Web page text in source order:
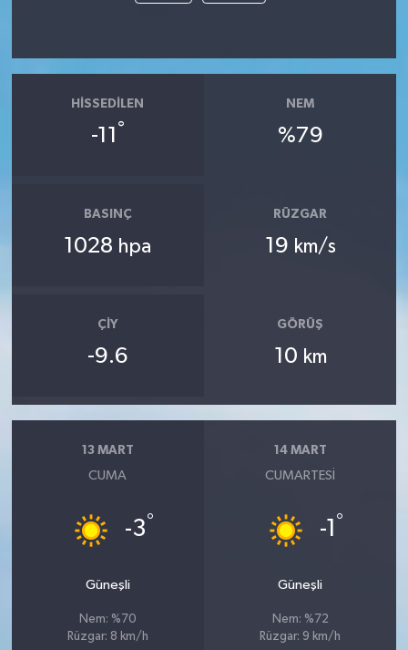
HISSEDILEN
-11 °
NEM
%79
BASINÇ
1028 hpa
RÜZGAR
19 km/s
ÇIY
-9.6
GÖRÜŞ
10 km
13 MART
CUMA
-3°
Güneşli
Nem: %70
Rüzgar: 8 km/h
14 MART
CUMARTESI
-1 °
Güneşli
Nem: %72
Rüzgar: 9 km/h